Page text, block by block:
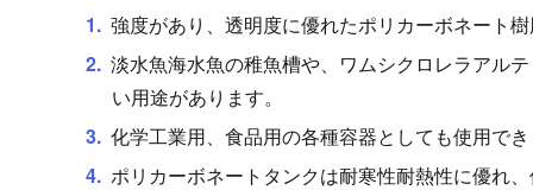
強度があり、透明度に優れたポリカーボネート
淡水魚海水魚の稚魚槽や、ワムシクロレラアル
い用途があります。
化学工業用、食品用の各種容器としても使用で
ポリカーボネートタンクは耐寒性耐熱性に優